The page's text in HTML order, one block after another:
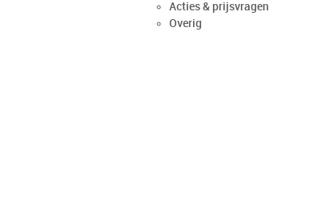
Acties & prijsvragen
Overig